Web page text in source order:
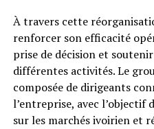
À travers cette
renforcer son efficacité
prise de décision et
différentes activités. Le
composée de dirigeants
l’entreprise, avec l’objectif
sur les marchés ivoirien et